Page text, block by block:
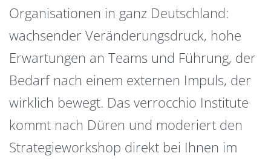
Organisationen in ganz Deutschland:
wachsender Veränderungsdruck, hohe
Erwartungen an Teams und Führung, der
Bedarf nach einem externen Impuls, der
wirklich bewegt. Das verrocchio Institute
kommt nach Düren und moderiert den
Strategieworkshop direkt bei Ihnen im